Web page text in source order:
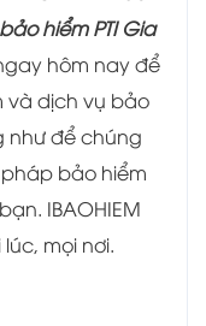
hiểm PTI Gia
hôm nay để
và dịch vụ bảo
như để chúng
bảo hiểm
IBAOHIEM
mọi nơi.